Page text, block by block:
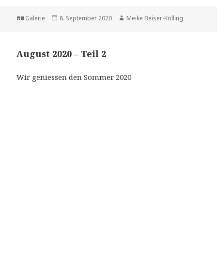
Format
Galerie
Veröffentlicht
8. September 2020 Autor
Meike Beiser-Kölling
August 2020 – Teil 2
Wir geniessen den Sommer 2020